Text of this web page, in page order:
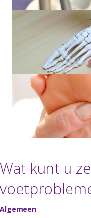
Wat kunt u
Alge­meen